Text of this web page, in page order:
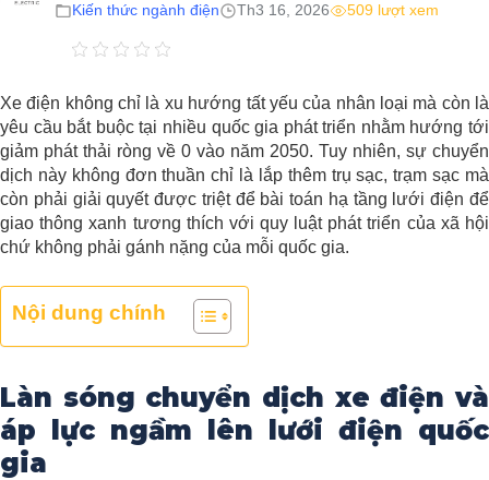
Kiến thức ngành điện Th3 16, 2026 509 lượt xem
Xe điện không chỉ là xu hướng tất yếu của nhân loại mà còn là
yêu cầu bắt buộc tại nhiều quốc gia phát triển nhằm hướng tới
giảm phát thải ròng về 0 vào năm 2050. Tuy nhiên, sự chuyển
dịch này không đơn thuần chỉ là lắp thêm trụ sạc, trạm sạc mà
còn phải giải quyết được triệt để bài toán hạ tầng lưới điện để
giao thông xanh tương thích với quy luật phát triển của xã hội
chứ không phải gánh nặng của mỗi quốc gia.
Nội dung chính
Làn sóng chuyển dịch xe điện và
áp lực ngầm lên lưới điện quốc
gia